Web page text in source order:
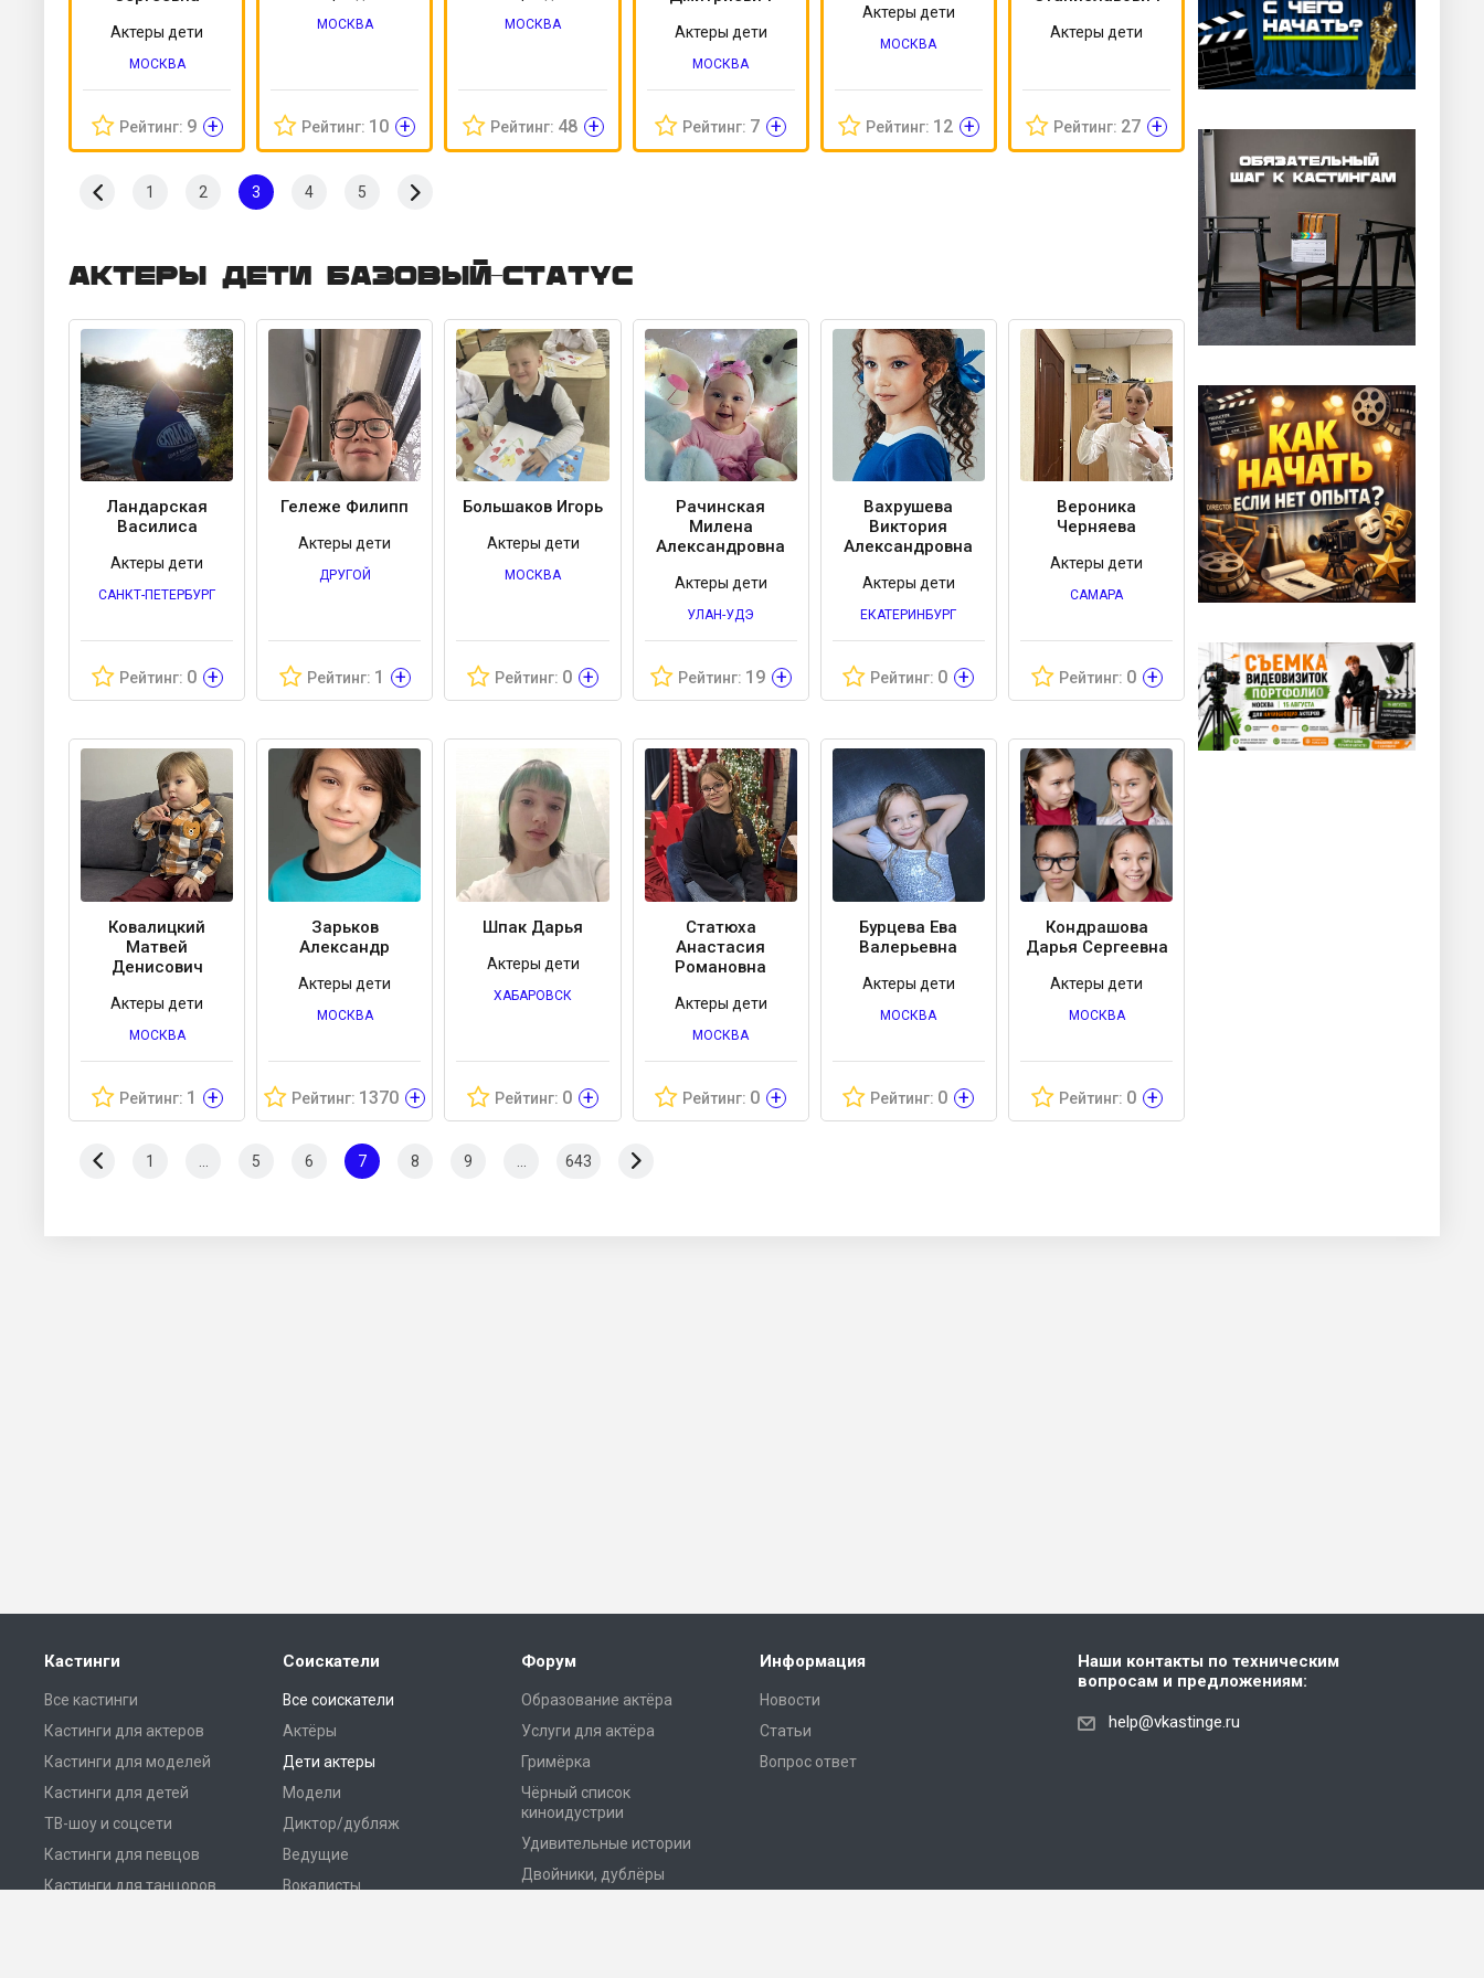
Актеры дети
МОСКВА
Рейтинг: 9 +
МОСКВА
Рейтинг: 10 +
МОСКВА
Рейтинг: 48 +
Актеры дети
МОСКВА
Рейтинг: 7 +
Актеры дети
МОСКВА
Рейтинг: 12 +
Актеры дети
Рейтинг: 27 +
1 2 3 4 5
Актеры дети Базовый-статус
Ландарская
Василиса
Актеры дети
САНКТ-ПЕТЕРБУРГ
Рейтинг: 0 +
Гележе Филипп
Актеры дети
ДРУГОЙ
Рейтинг: 1 +
Большаков Игорь
Актеры дети
МОСКВА
Рейтинг: 0 +
Рачинская
Милена
Александровна
Актеры дети
УЛАН-УДЭ
Рейтинг: 19 +
Вахрушева
Виктория
Александровна
Актеры дети
ЕКАТЕРИНБУРГ
Рейтинг: 0 +
Вероника
Черняева
Актеры дети
САМАРА
Рейтинг: 0 +
Ковалицкий
Матвей
Денисович
Актеры дети
МОСКВА
Рейтинг: 1 +
Зарьков
Александр
Актеры дети
МОСКВА
Рейтинг: 1370 +
Шпак Дарья
Актеры дети
ХАБАРОВСК
Рейтинг: 0 +
Статюха
Анастасия
Романовна
Актеры дети
МОСКВА
Рейтинг: 0 +
Бурцева Ева
Валерьевна
Актеры дети
МОСКВА
Рейтинг: 0 +
Кондрашова
Дарья Сергеевна
Актеры дети
МОСКВА
Рейтинг: 0 +
1 5 6 7 8 9 643
Кастинги
Все кастинги
Кастинги для актеров
Кастинги для моделей
Кастинги для детей
ТВ-шоу и соцсети
Кастинги для певцов
Кастинги для танцоров
Соискатели
Все соискатели
Актёры
Дети актеры
Модели
Диктор/дубляж
Ведущие
Вокалисты
Форум
Образование актёра
Услуги для актёра
Гримёрка
Чёрный список
киноидустрии
Удивительные истории
Двойники, дублёры
Информация
Новости
Статьи
Вопрос ответ
Наши контакты по техническим
вопросам и предложениям:
help@vkastinge.ru